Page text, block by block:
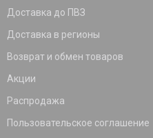
Доставка до ПВЗ
Доставка в регионы
Возврат и обмен товаров
Акции
Распродажа
Пользовательское соглашение